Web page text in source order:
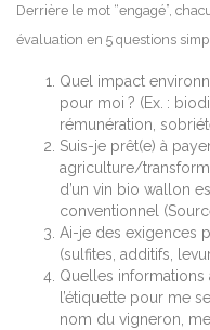
Derrière le mot “engagé”,
évaluation en 5 questions
Quel impact
pour moi ? (Ex. :
rémunération,
Suis-je prêt(e) à
agriculture/
d’un vin bio wallon
conventionnel
Ai-je des exigences
(sulfites, additifs,
Quelles
l’étiquette pour me
nom du vigneron,